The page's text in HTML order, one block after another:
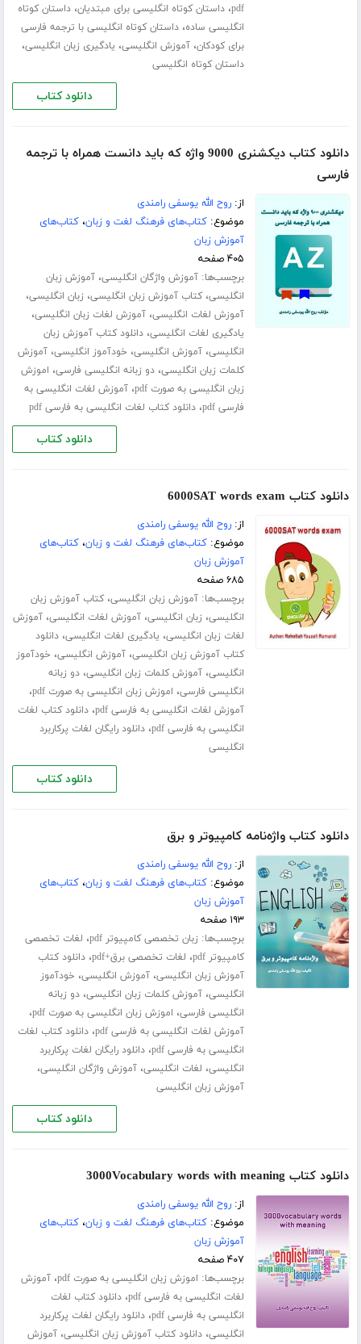
pdf،داستان کوتاه انگلیسی برای مبتدیان،داستان کوتاه
انگلیسی ساده،داستان کوتاه انگلیسی با ترجمه فارسی
برای کودکان،آموزش انگلیسی، یادگیری زبان انگلیسی،
داستان کوتاه انگلیسی
دانلود کتاب
دانلود کتاب دیکشنری 9000 واژه که باید دانست همراه با ترجمه
فارسی
از:روح الله یوسفی رامندی
موضوع:کتاب‌های فرهنگ لغت و زبان،کتاب‌های
آموزش زبان
۴۰۵ صفحه
برچسب‌ها:آموزش واژگان انگلیسی،آموزش زبان
انگلیسی،کتاب آموزش زبان انگلیسی، زبان انگلیسی،
آموزش لغات انگلیسی،آموزش لغات زبان انگلیسی،
یادگیری لغات انگلیسی،دانلود کتاب آموزش زبان
انگلیسی،آموزش انگلیسی، خودآموز انگلیسی،آموزش
کلمات زبان انگلیسی،دو زبانه انگلیسی فارسی، اموزش
زبان انگلیسی به صورت pdf
،آموزش لغات انگلیسی به
فارسی pdf
،دانلود کتاب لغات انگلیسی به فارسی pdf
دانلود کتاب
دانلود کتاب 6000SAT words exam
از:روح الله یوسفی رامندی
موضوع:کتاب‌های فرهنگ لغت و زبان،کتاب‌های
آموزش زبان
۶۸۵ صفحه
برچسب‌ها:آموزش زبان انگلیسی،کتاب آموزش زبان
انگلیسی، زبان انگلیسی،آموزش لغات انگلیسی،آموزش
لغات زبان انگلیسی، یادگیری لغات انگلیسی،دانلود
کتاب آموزش زبان انگلیسی،آموزش انگلیسی، خودآموز
انگلیسی،آموزش کلمات زبان انگلیسی،دو زبانه
انگلیسی فارسی، اموزش زبان انگلیسی به صورت pdf ،
آموزش لغات انگلیسی به فارسی pdf ،دانلود کتاب لغات
انگلیسی به فارسی pdf
،دانلود رایگان لغات پرکاربرد
انگلیسی
دانلود کتاب
دانلود کتاب واژه‌نامه کامپیوتر و برق
از:روح الله یوسفی رامندی
موضوع:کتاب‌های فرهنگ لغت و زبان،کتاب‌های
آموزش زبان
۱۹۳ صفحه
برچسب‌ها: زبان تخصصی کامپیوتر pdf ، لغات تخصصی
کامپیوتر pdf
، لغات تخصصی برق+pdf ،دانلود کتاب
آموزش زبان انگلیسی،آموزش انگلیسی، خودآموز
انگلیسی،آموزش کلمات زبان انگلیسی،دو زبانه
انگلیسی فارسی، اموزش زبان انگلیسی به صورت pdf ،
آموزش لغات انگلیسی به فارسی pdf ،دانلود کتاب لغات
انگلیسی به فارسی pdf
،دانلود رایگان لغات پرکاربرد
انگلیسی، لغات انگلیسی،آموزش واژگان انگلیسی،
آموزش زبان انگلیسی
دانلود کتاب
دانلود کتاب 3000Vocabulary words with meaning
از:روح الله یوسفی رامندی
موضوع:کتاب‌های فرهنگ لغت و زبان،کتاب‌های
آموزش زبان
۴۰۷ صفحه
برچسب‌ها: اموزش زبان انگلیسی به صورت pdf ،آموزش
لغات انگلیسی به فارسی pdf
،دانلود کتاب لغات
انگلیسی به فارسی pdf
،دانلود رایگان لغات پرکاربرد
انگلیسی،دانلود کتاب آموزش زبان انگلیسی،آموزش